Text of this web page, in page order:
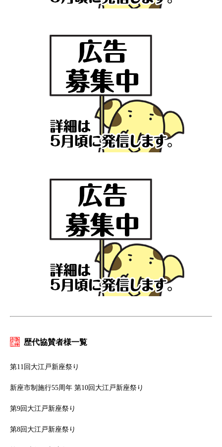
歴代協賛者様一覧
第11回大江戸新座祭り
新座市制施行55周年 第10回大江戸新座祭り
第9回大江戸新座祭り
第8回大江戸新座祭り